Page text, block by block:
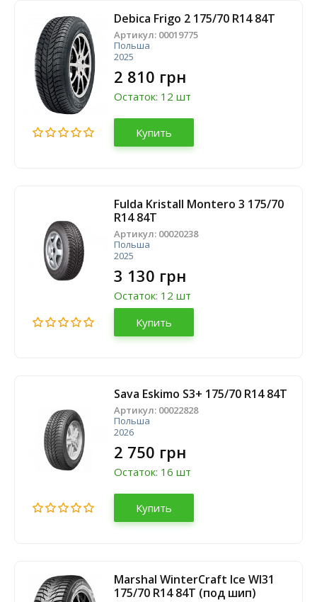
Debica Frigo 2 175/70 R14 84T
Артикул: 00019775
Польша
2025
2 810 грн
Остаток: 12 шт
Купить
Fulda Kristall Montero 3 175/70
R14 84T
Артикул: 00020238
Польша
2025
3 130 грн
Остаток: 12 шт
Купить
Sava Eskimo S3+ 175/70 R14 84T
Артикул: 00022828
Польша
2026
2 750 грн
Остаток: 16 шт
Купить
Marshal WinterCraft Ice WI31
175/70 R14 84T (под шип)